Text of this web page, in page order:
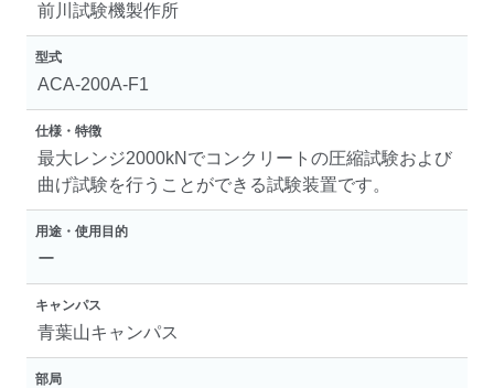
前川試験機製作所
型式
ACA-200A-F1
仕様・特徴
最大レンジ2000kNでコンクリートの圧縮試験および
曲げ試験を行うことができる試験装置です。
用途・使用目的
ー
キャンパス
青葉山キャンパス
部局